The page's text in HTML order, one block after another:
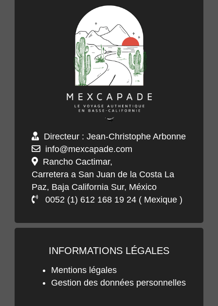
Directeur : Jean-Christophe Arbonne
info@mexcapade.com
Rancho Cactimar,
Carretera a San Juan de la Costa La
Paz, Baja California Sur, México
0052 (1) 612 168 19 24 ( Mexique )
INFORMATIONS LÉGALES
Mentions légales
Gestion des données personnelles